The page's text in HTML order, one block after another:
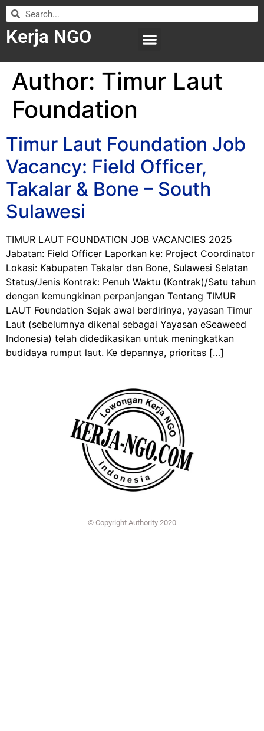
Kerja NGO
Author: Timur Laut
Foundation
Timur Laut Foundation Job
Vacancy: Field Officer,
Takalar & Bone – South
Sulawesi
TIMUR LAUT FOUNDATION JOB VACANCIES 2025
Jabatan: Field Officer Laporkan ke: Project Coordinator
Lokasi: Kabupaten Takalar dan Bone, Sulawesi Selatan
Status/Jenis Kontrak: Penuh Waktu (Kontrak)/Satu tahun
dengan kemungkinan perpanjangan Tentang TIMUR
LAUT Foundation Sejak awal berdirinya, yayasan Timur
Laut (sebelumnya dikenal sebagai Yayasan eSeaweed
Indonesia) telah didedikasikan untuk meningkatkan
budidaya rumput laut. Ke depannya, prioritas […]
© Copyright Authority 2020